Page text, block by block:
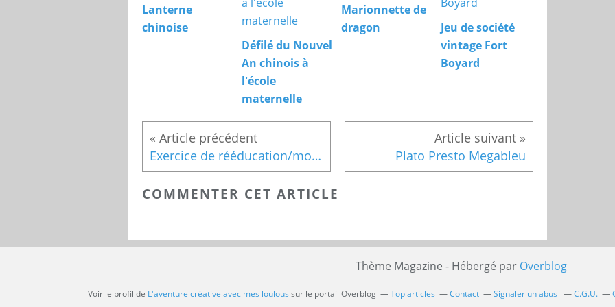
Lanterne
chinoise
Défilé du Nouvel
An chinois à
l'école
maternelle
Marionnette de
dragon
Jeu de société
vintage Fort
Boyard
Exercice de rééducation/mobilité et agilité Plato Presto Megableu
COMMENTER CET ARTICLE
Thème Magazine - Hébergé par Overblog
Voir le profil de L'aventure créative avec mes loulous sur le portail Overblog Top articles Contact Signaler un abus C.G.U.